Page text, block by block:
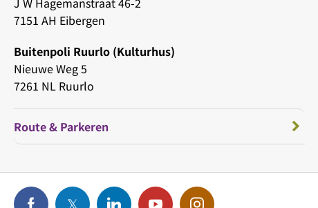
7151 AH Eibergen
Buitenpoli Ruurlo (Kulturhus)
Nieuwe Weg 5
7261 NL Ruurlo
Route & Parkeren